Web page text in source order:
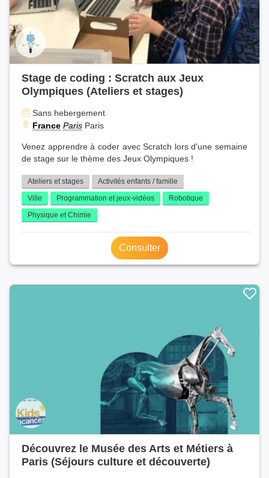
Stage de coding : Scratch aux Jeux
Olympiques (Ateliers et stages)
Sans hebergement
France Paris Paris
Venez apprendre à coder avec Scratch lors d'une semaine
de stage sur le thème des Jeux Olympiques !
Ateliers et stages
Activités enfants / famille
Ville
Programmation et jeux-vidéos
Robotique
Physique et Chimie
Consulter
Découvrez le Musée des Arts et Métiers à
Paris (Séjours culture et découverte)